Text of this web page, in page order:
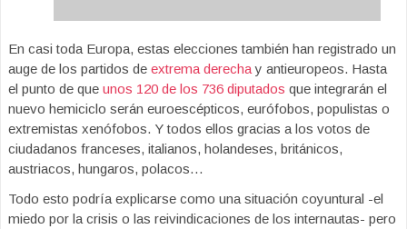
En casi toda Europa, estas elecciones también han registrado un
auge de los partidos de extrema derechay antieuropeos. Hasta
el punto de que unos 120 de los 736 diputados que integrarán el
nuevo hemiciclo serán euroescépticos, eurófobos, populistas o
extremistas xenófobos. Y todos ellos gracias a los votos de
ciudadanos franceses, italianos, holandeses, británicos,
austriacos, hungaros, polacos…
Todo esto podría explicarse como una situación coyuntural -el
miedo por la crisis o las reivindicaciones de los internautas- pero